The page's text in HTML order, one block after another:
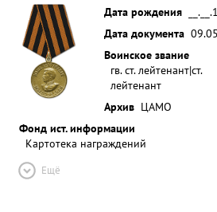
Дата рождения
Дата документа
Воинское звание
гв. ст. лейтенант|ст.
лейтенант
Архив ЦАМО
Фонд ист. информации
Картотека награждений
Ещё